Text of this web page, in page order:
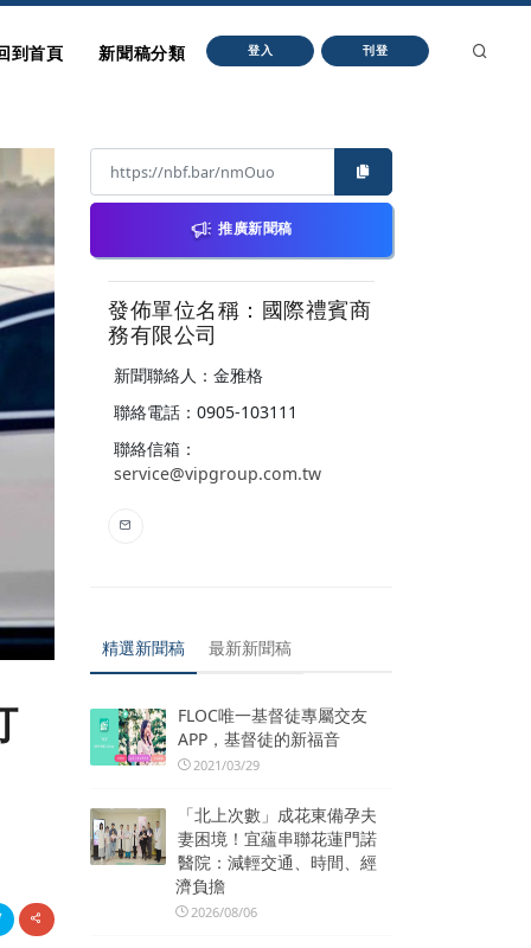
到首頁 新聞稿分類 登入 刊登
推廣新聞稿
發佈單位名稱：國際禮賓商
務有限公司
新聞聯絡人：金雅格
聯絡電話：0905-103111
聯絡信箱：
service@vipgroup.com.tw
精選新聞稿 最新新聞稿
FLOC唯一基督徒專屬交友
APP，基督徒的新福音
2021/03/29
「北上次數」成花東備孕夫
妻困境！宜蘊串聯花蓮門諾
醫院：減輕交通、時間、經
濟負擔
2026/08/06